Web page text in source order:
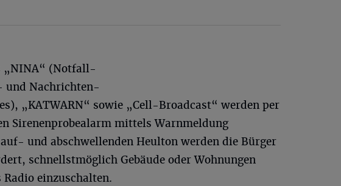
„NINA“ (Notfall-
und Nachrichten-
„KATWARN“ sowie „Cell-Broadcast“ werden per
Sirenenprobealarm mittels Warnmeldung
und abschwellenden Heulton werden die Bürger
schnellstmöglich Gebäude oder Wohnungen
einzuschalten.